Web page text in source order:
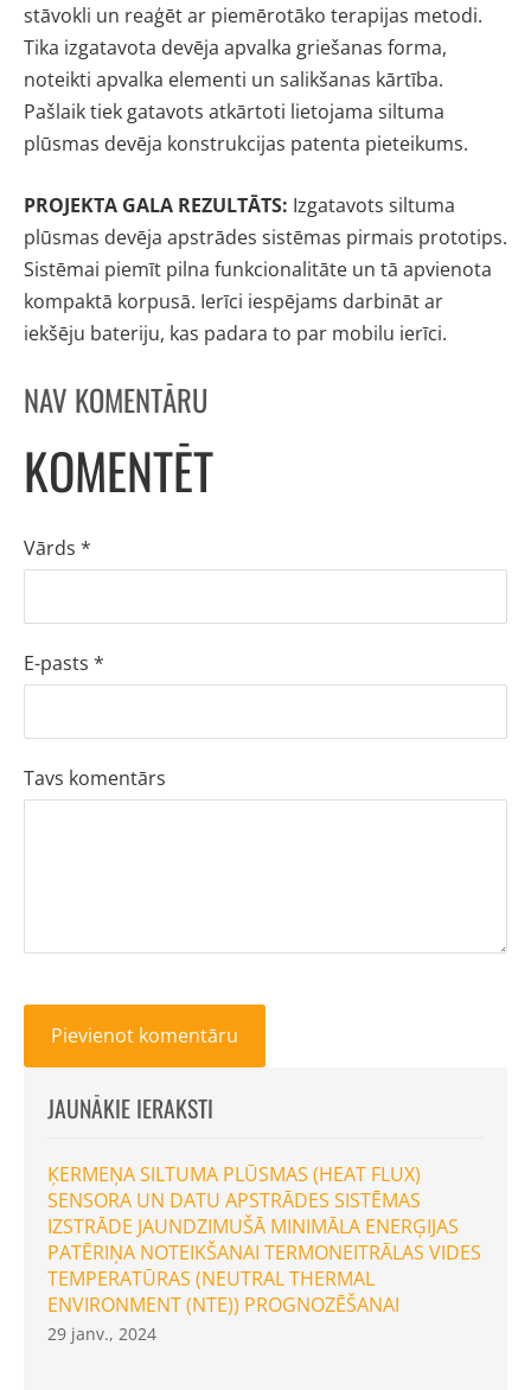
JAUNĀKIE IERAKSTI
ĶERMEŅA SILTUMA PLŪSMAS (HEAT FLUX)
SENSORA UN DATU APSTRĀDES SISTĒMAS
IZSTRĀDE JAUNDZIMUŠĀ MINIMĀLA ENERĢIJAS
PATĒRIŅA NOTEIKŠANAI TERMONEITRĀLAS VIDES
TEMPERATŪRAS (NEUTRAL THERMAL
ENVIRONMENT (NTE)) PROGNOZĒŠANAI
29 janv., 2024
stāvokli un reaģēt ar piemērotāko terapijas metodi.
Tika izgatavota devēja apvalka griešanas forma,
noteikti apvalka elementi un salikšanas kārtība.
Pašlaik tiek gatavots atkārtoti lietojama siltuma
plūsmas devēja konstrukcijas patenta pieteikums.
PROJEKTA GALA REZULTĀTS: Izgatavots siltuma
plūsmas devēja apstrādes sistēmas pirmais prototips.
Sistēmai piemīt pilna funkcionalitāte un tā apvienota
kompaktā korpusā. Ierīci iespējams darbināt ar
iekšēju bateriju, kas padara to par mobilu ierīci.
NAV KOMENTĀRU
KOMENTĒT
Vārds *
E-pasts *
Tavs komentārs